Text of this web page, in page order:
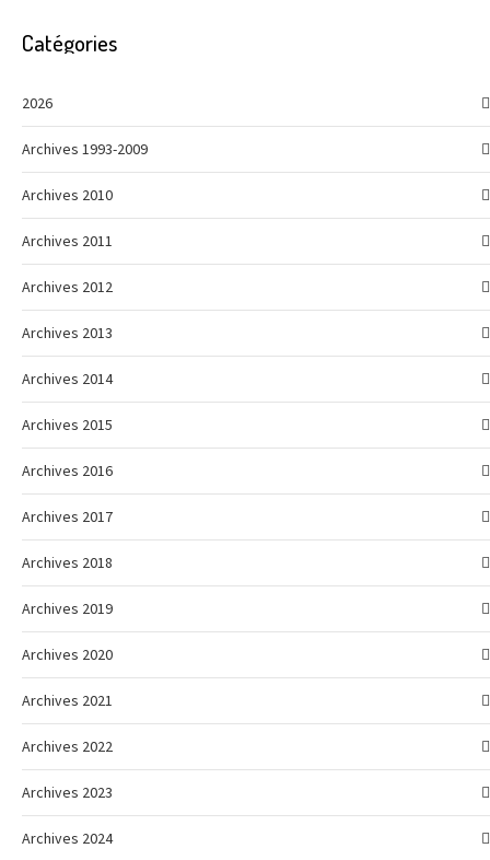
Catégories
2026
Archives 1993-2009
Archives 2010
Archives 2011
Archives 2012
Archives 2013
Archives 2014
Archives 2015
Archives 2016
Archives 2017
Archives 2018
Archives 2019
Archives 2020
Archives 2021
Archives 2022
Archives 2023
Archives 2024